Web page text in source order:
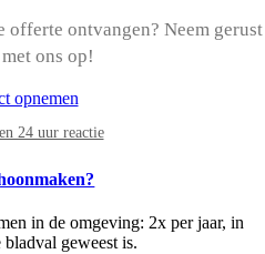
ontvangen? Neem gerust
ons op!
opnemen
24 uur reactie
in de omgeving: 2x per jaar, in
bladval geweest is.